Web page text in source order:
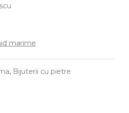
Vezi toate
marime
, Bijuterii cu pietre